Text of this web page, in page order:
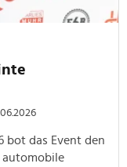
bot das Event den
automobile